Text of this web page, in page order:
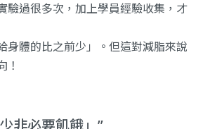
驗過很多次，加上學員經驗收集，才
身體的比之前少」。但這對減脂來說
！